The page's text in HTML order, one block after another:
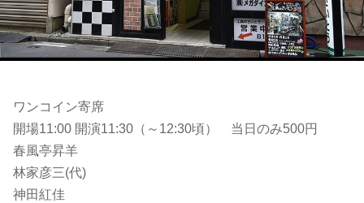
ワンコイン寄席
開場11:00 開演11:30（～12:30頃） 当日のみ500円
春風亭昇羊
林家彦三(代)
神田紅佳